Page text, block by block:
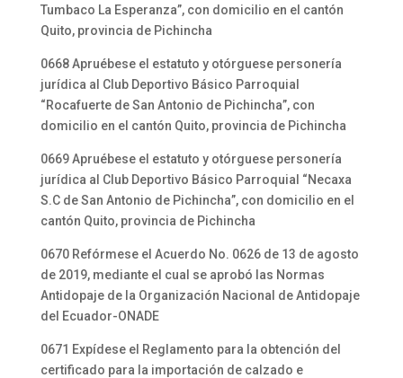
Tumbaco La Esperanza”, con domicilio en el cantón
Quito, provincia de Pichincha
0668 Apruébese el estatuto y otórguese personería
jurídica al Club Deportivo Básico Parroquial
“Rocafuerte de San Antonio de Pichincha”, con
domicilio en el cantón Quito, provincia de Pichincha
0669 Apruébese el estatuto y otórguese personería
jurídica al Club Deportivo Básico Parroquial “Necaxa
S.C de San Antonio de Pichincha”, con domicilio en el
cantón Quito, provincia de Pichincha
0670 Refórmese el Acuerdo No. 0626 de 13 de agosto
de 2019, mediante el cual se aprobó las Normas
Antidopaje de la Organización Nacional de Antidopaje
del Ecuador-ONADE
0671 Expídese el Reglamento para la obtención del
certificado para la importación de calzado e